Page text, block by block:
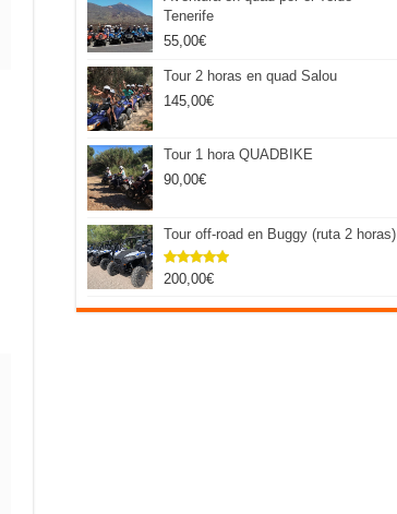
Tenerife
55,00€
Tour 2 horas en quad Salou
145,00€
Tour 1 hora QUADBIKE
90,00€
Tour off-road en Buggy (ruta 2 horas)
Valorado
de 5
200,00€